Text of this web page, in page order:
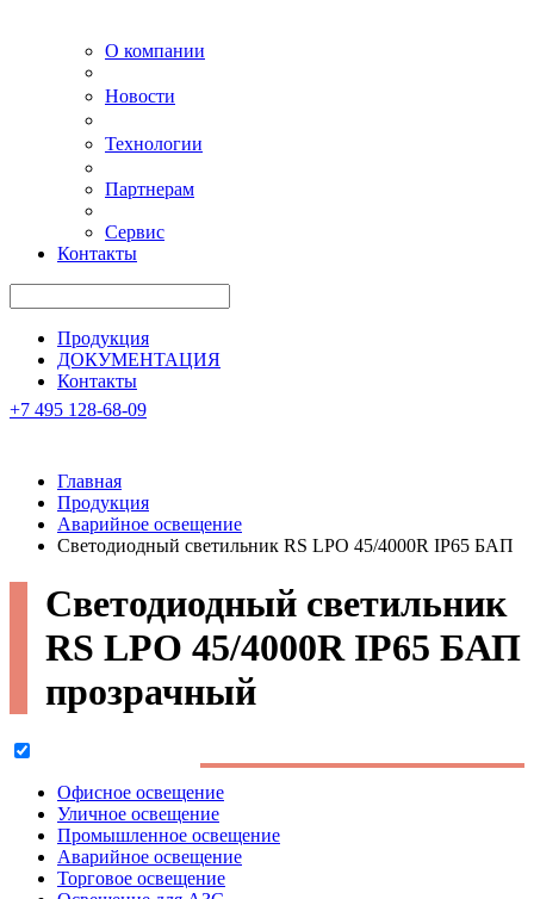
О компании
Новости
Технологии
Партнерам
Сервис
Контакты
Продукция
ДОКУМЕНТАЦИЯ
Контакты
+7 495 128-68-09
Главная
Продукция
Аварийное освещение
Светодиодный светильник RS LPO 45/4000R IP65 БАП
Светодиодный светильник
RS LPO 45/4000R IP65 БАП
прозрачный
Офисное освещение
Уличное освещение
Промышленное освещение
Аварийное освещение
Торговое освещение